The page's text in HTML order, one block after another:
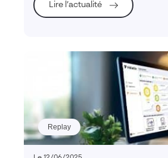
Lire l’actualité
Replay